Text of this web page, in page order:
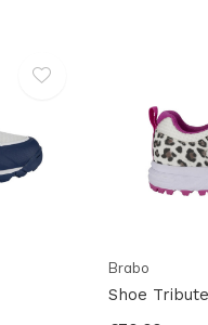
Brabo
Shoe